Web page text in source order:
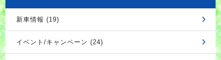
新車情報 (19)
イベント/キャンペーン (24)